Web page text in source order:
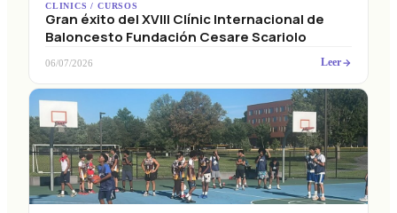
CLINICS / CURSOS
Gran éxito del XVIII Clínic Internacional de
Baloncesto Fundación Cesare Scariolo
06/07/2026 Leer